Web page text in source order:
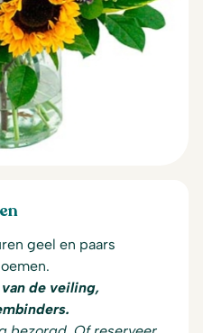
geel en paars
de veiling,